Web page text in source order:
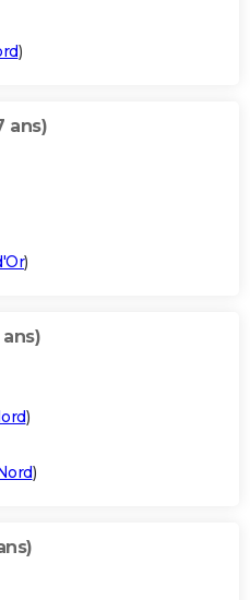
)
ans)
)
ans)
)
)